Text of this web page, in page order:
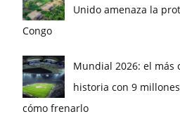
Unido amenaza la
Congo
Mundial 2026: el más
historia con 9
cómo frenarlo